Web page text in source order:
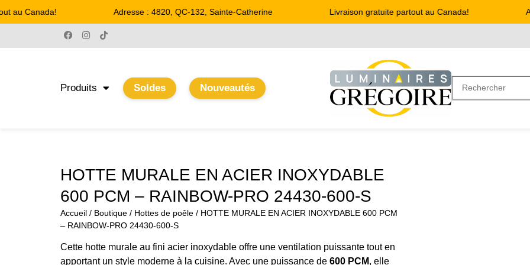
au Canada! Adresse : 4820, QC-132, Sainte-Catherine Livraison gratuite partout au Canada!
Produits Soldes Nouveautés
HOTTE MURALE EN ACIER INOXYDABLE
600 PCM – RAINBOW-PRO 24430-600-S
Accueil / Boutique / Hottes de poêle / HOTTE MURALE EN ACIER INOXYDABLE 600 PCM
– RAINBOW-PRO 24430-600-S
Cette hotte murale au fini acier inoxydable offre une ventilation puissante tout en
apportant un style moderne à la cuisine. Avec une puissance de 600 PCM, elle